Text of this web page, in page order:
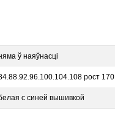
ў наяўнасці
рост 170
с синей вышивкой